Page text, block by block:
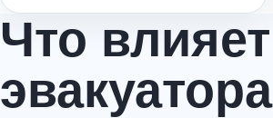
Что